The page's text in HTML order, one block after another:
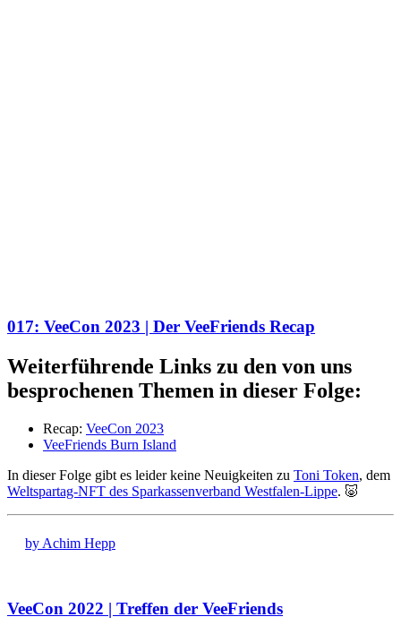
017: VeeCon 2023 | Der VeeFriends Recap
Weiterführende Links zu den von uns
besprochenen Themen in dieser Folge:
Recap: VeeCon 2023
VeeFriends Burn Island
In dieser Folge gibt es leider keine Neuigkeiten zu Toni Token, dem
Weltspartag-NFT des Sparkassenverband Westfalen-Lippe. 🐷
by Achim Hepp
VeeCon 2022 | Treffen der VeeFriends